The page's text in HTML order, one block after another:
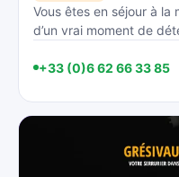
Vous êtes en séjour à
d’un vrai moment de
+33 (0)6 62 66 33 85